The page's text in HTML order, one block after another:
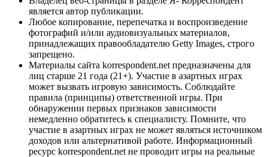
является автор публикации.
Любое копирование, перепечатка и воспроизведение
фотографий и/или аудиовизуальных материалов,
принадлежащих правообладателю Getty Images, строго
запрещено.
Материалы сайта korrespondent.net предназначены для
лиц старше 21 года (21+). Участие в азартных играх
может вызвать игровую зависимость. Соблюдайте
правила (принципы) ответственной игры. При
обнаружении первых признаков зависимости
немедленно обратитесь к специалисту. Помните, что
участие в азартных играх не может являться источником
доходов или альтернативой работе. Информационный
ресурс korrespondent.net не проводит игры на реальные